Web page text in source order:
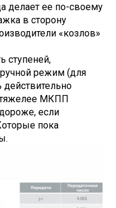
делает ее по-своему
в сторону
«козлов»
ступеней,
режим (для
тяжелее МКПП
если
пока